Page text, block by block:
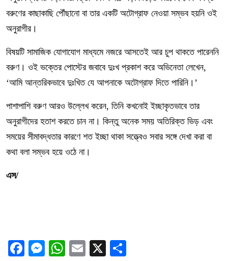
বরুণের কাছাকাছি পৌঁছানো বা তার একটি অটোগ্রাফ নেওয়া সম্ভব হয়নি ওই
অনুরাগীর।
বিষয়টি সামাজিক যোগাযোগ মাধ্যমে নজরে আসতেই আর চুপ থাকতে পারেননি
বরুণ। ওই ভক্তের পোস্টের জবাবে দুঃখ প্রকাশ করে অভিনেতা লেখেন,
‘আমি আন্তরিকভাবে দুঃখিত যে আপনাকে অটোগ্রাফ দিতে পারিনি।’
পাশাপাশি বরুণ আরও উল্লেখ করেন, তিনি কখনোই ইচ্ছাকৃতভাবে তার
অনুরাগীদের হতাশ করতে চান না। কিন্তু অনেক সময় অতিরিক্ত ভিড় এবং
সময়ের সীমাবদ্ধতার কারণে শত ইচ্ছা থাকা সত্ত্বেও সবার সঙ্গে দেখা করা বা
কথা বলা সম্ভব হয়ে ওঠে না।
এস/
Facebook
Messenger
WhatsApp
Email
X